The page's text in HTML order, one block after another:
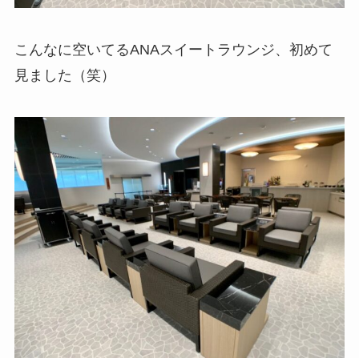
こんなに空いてるANAスイートラウンジ、初めて
見ました（笑）